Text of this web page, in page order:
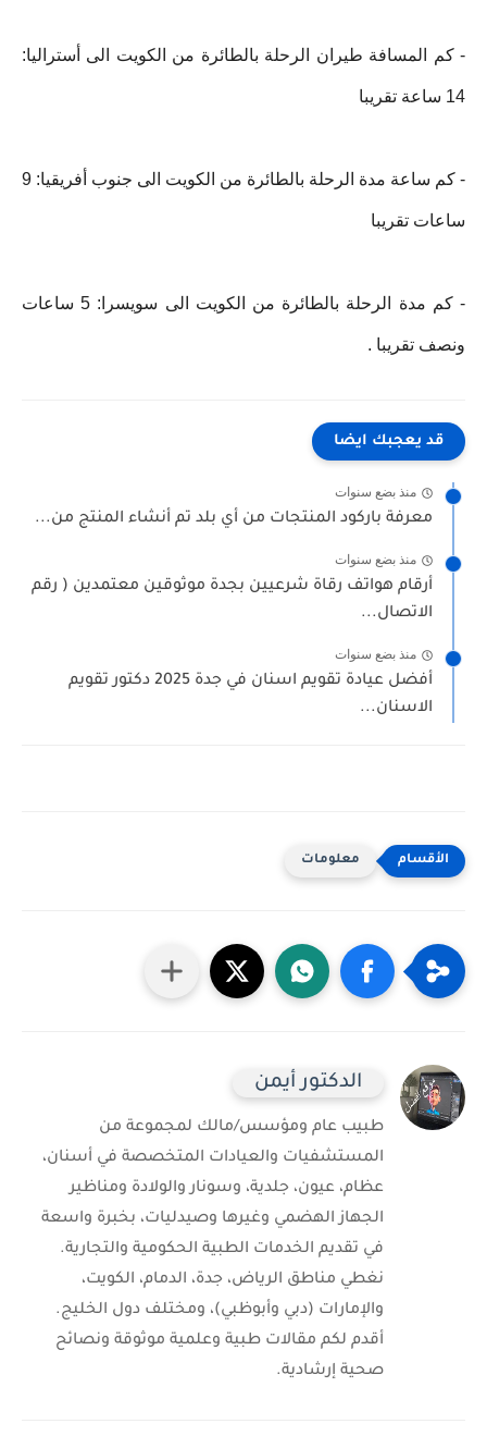
- كم المسافة طيران الرحلة بالطائرة من الكويت الى أستراليا:
14 ساعة تقريبا
- كم ساعة مدة الرحلة بالطائرة من الكويت الى جنوب أفريقيا: 9
ساعات تقريبا
- كم مدة الرحلة بالطائرة من الكويت الى سويسرا: 5 ساعات
ونصف تقريبا .
قد يعجبك ايضا
منذ بضع سنوات
معرفة باركود المنتجات من أي بلد تم أنشاء المنتج من...
منذ بضع سنوات
أرقام هواتف رقاة شرعيين بجدة موثوقين معتمدين ( رقم
الاتصال...
منذ بضع سنوات
أفضل عيادة تقويم اسنان في جدة 2025 دكتور تقويم
الاسنان...
معلومات
الدكتور أيمن
طبيب عام ومؤسس/مالك لمجموعة من
المستشفيات والعيادات المتخصصة في أسنان،
عظام، عيون، جلدية، وسونار والولادة ومناظير
الجهاز الهضمي وغيرها وصيدليات، بخبرة واسعة
في تقديم الخدمات الطبية الحكومية والتجارية.
نغطي مناطق الرياض، جدة، الدمام، الكويت،
والإمارات (دبي وأبوظبي)، ومختلف دول الخليج.
أقدم لكم مقالات طبية وعلمية موثوقة ونصائح
صحية إرشادية.